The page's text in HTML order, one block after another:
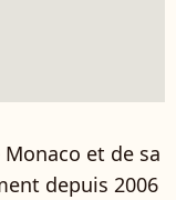
et de sa
depuis 2006